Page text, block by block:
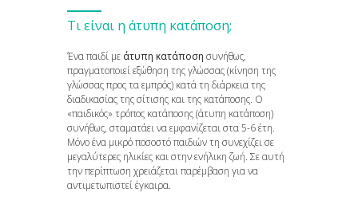
Τι είναι η άτυπη κατάποση;
Ένα παιδί με άτυπη κατάποση συνήθως,
πραγματοποιεί εξώθηση της γλώσσας (κίνηση της
γλώσσας προς τα εμπρός) κατά τη διάρκεια της
διαδικασίας της σίτισης και της κατάποσης. Ο
«παιδικός» τρόπος κατάποσης (άτυπη κατάποση)
συνήθως, σταματάει να εμφανίζεται στα 5-6 έτη.
Μόνο ένα μικρό ποσοστό παιδιών τη συνεχίζει σε
μεγαλύτερες ηλικίες και στην ενήλικη ζωή. Σε αυτή
την περίπτωση χρειάζεται παρέμβαση για να
αντιμετωπιστεί έγκαιρα.